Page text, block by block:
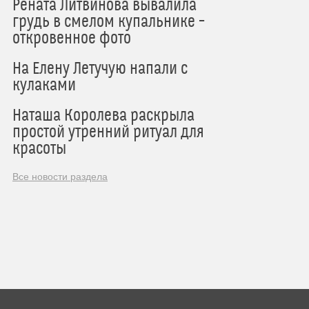
Рената Литвинова вывалила
грудь в смелом купальнике –
откровенное фото
На Елену Летучую напали с
кулаками
Наташа Королева раскрыла
простой утренний ритуал для
красоты
Все новости раздела